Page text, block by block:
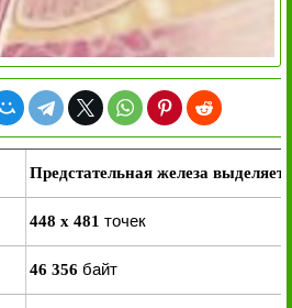
Предстательная железа
448 x 481 точек
46 356 байт